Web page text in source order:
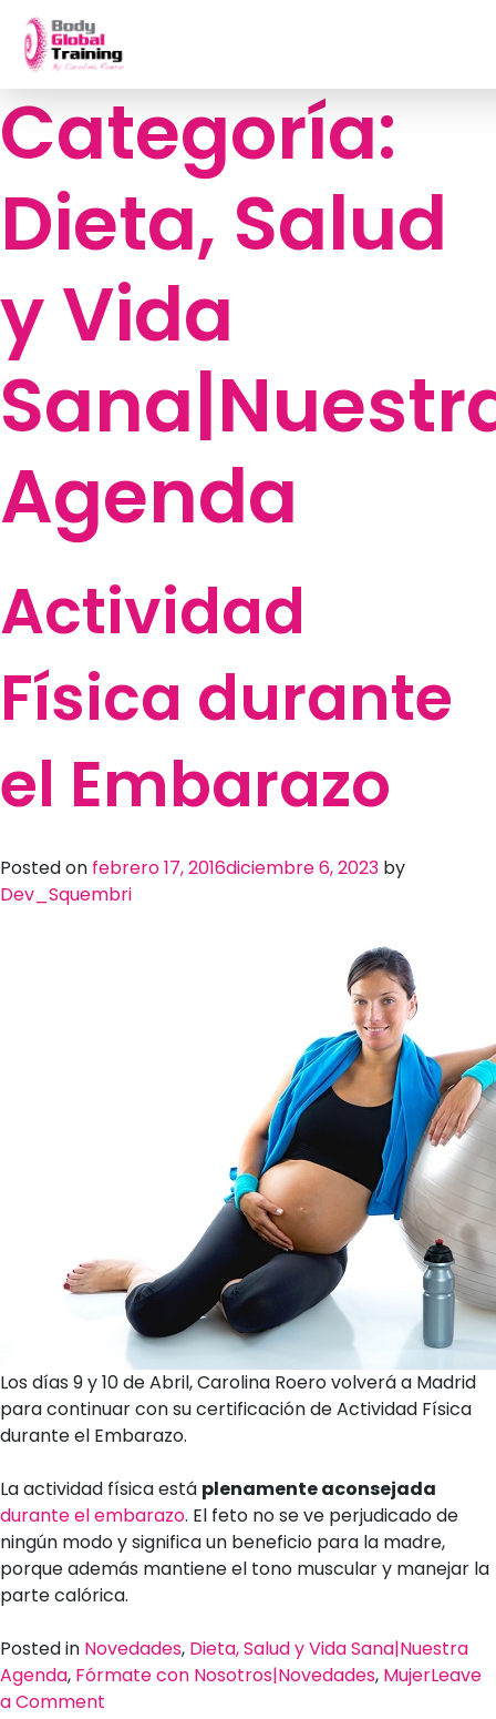
Skip
to
content
Categoría:
Dieta, Salud
y Vida
Agenda
Actividad
Física durante
el Embarazo
Posted on febrero 17, 2016diciembre 6, 2023 by
Dev_Squembri
Los días 9 y 10 de Abril, Carolina Roero volverá a Madrid
para continuar con su certificación de Actividad Física
durante el Embarazo.
La actividad física está plenamente aconsejada
durante el embarazo. El feto no se ve perjudicado de
ningún modo y significa un beneficio para la madre,
porque además mantiene el tono muscular y manejar la
parte calórica.
Posted in Novedades, Dieta, Salud y Vida Sana|Nuestra
Agenda, Fórmate con Nosotros|Novedades, MujerLeave
a Comment